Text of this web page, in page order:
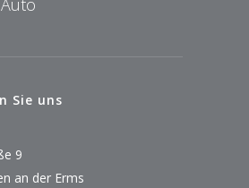
Auto
Sie uns
9
an der Erms